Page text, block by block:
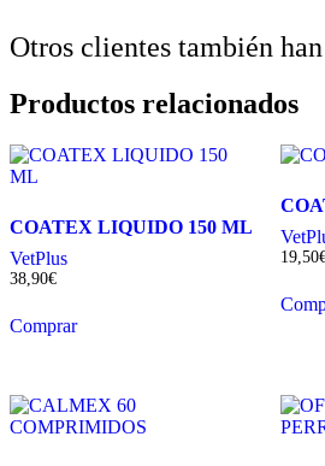
Otros clientes también
Productos relacionados
COATEX LIQUIDO 150 ML
VetPlus
38,90€
Comprar
19,50